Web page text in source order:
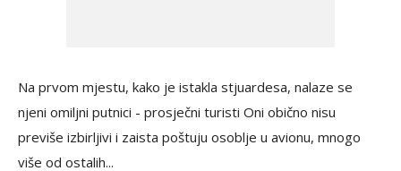
Na prvom mjestu, kako je istakla stjuardesa, nalaze se
njeni omiljni putnici - prosječni turisti Oni obično nisu
previše izbirljivi i zaista poštuju osoblje u avionu, mnogo
više od ostalih...